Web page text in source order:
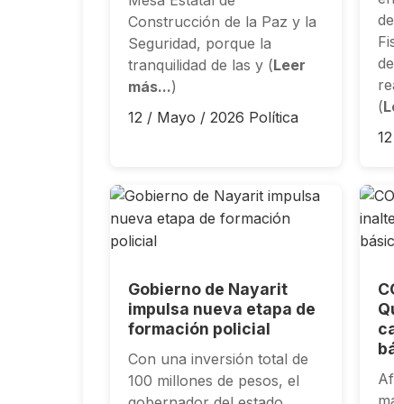
Construcción de la Paz y la
Seguridad, porque la
tranquilidad de las y (Leer
más...)
12 / Mayo / 2026 Política
(
Gobierno de Nayarit
impulsa nueva etapa de
formación policial
Con una inversión total de
100 millones de pesos, el